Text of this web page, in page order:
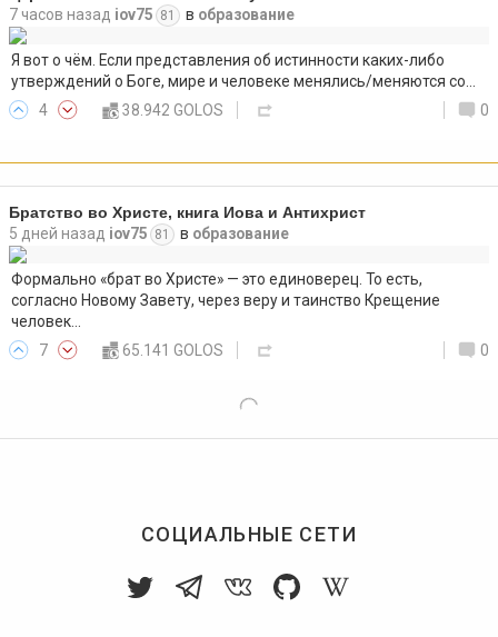
7 часов назад iov75 81 в образование
Я вот о чём. Если представления об истинности каких-либо
утверждений о Боге, мире и человеке менялись/меняются со…
4
38.942 GOLOS 0
Братство во Христе, книга Иова и Антихрист
5 дней назад iov75 81 в образование
Формально «брат во Христе» — это единоверец. То есть,
согласно Новому Завету, через веру и таинство Крещение
человек…
7
65.141 GOLOS 0
СОЦИАЛЬНЫЕ СЕТИ